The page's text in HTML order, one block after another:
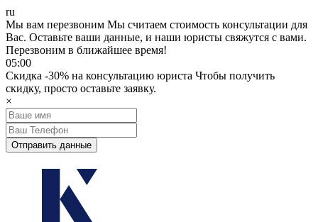
ru
Мы вам перезвоним Мы считаем стоимость консультации для
Вас. Оставьте ваши данные, и наши юристы свяжутся с вами.
Перезвоним в ближайшее время!
05:00
Скидка -30% на консультацию юриста Чтобы получить
скидку, просто оставьте заявку.
×
Отправить данные